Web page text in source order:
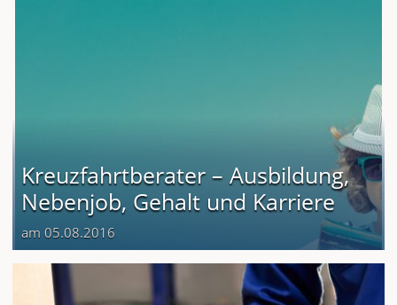
Kreuzfahrtberater – Ausbildung,
Nebenjob, Gehalt und Karriere
am 05.08.2016